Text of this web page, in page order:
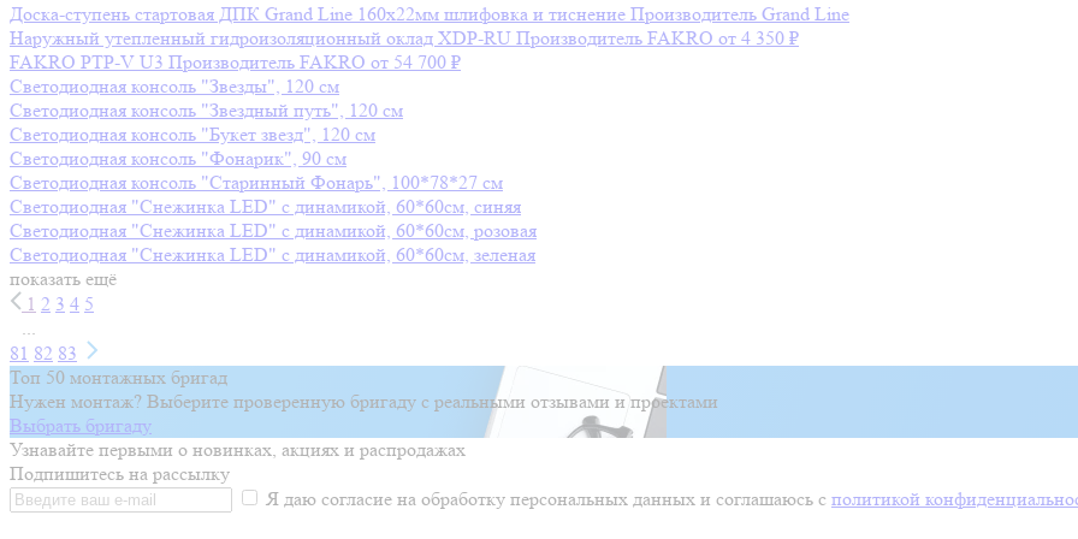
Доска-ступень стартовая ДПК Grand Line 160х22мм шлифовка и тиснение Производитель Grand Line
Наружный утепленный гидроизоляционный оклад XDP-RU Производитель FAKRO от 4 350 ₽
FAKRO PTP-V U3 Производитель FAKRO от 54 700 ₽
Светодиодная консоль "Звезды", 120 см
Светодиодная консоль "Звездный путь", 120 см
Светодиодная консоль "Букет звезд", 120 см
Светодиодная консоль "Фонарик", 90 см
Светодиодная консоль "Старинный Фонарь", 100*78*27 см
Светодиодная "Снежинка LED" с динамикой, 60*60см, синяя
Светодиодная "Снежинка LED" с динамикой, 60*60см, розовая
Светодиодная "Снежинка LED" с динамикой, 60*60см, зеленая
показать ещё
1 2 3 4 5
...
81 82 83
Топ 50 монтажных бригад
Нужен монтаж? Выберите проверенную бригаду с реальными отзывами и проектами
Выбрать бригаду
Узнавайте первыми о новинках, акциях и распродажах
Подпишитесь на рассылку
Я даю согласие на обработку персональных данных и соглашаюсь с политикой